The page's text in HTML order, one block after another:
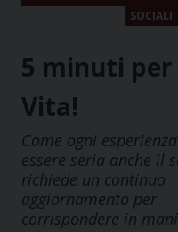
SOCIALI
5 minuti per
Vita!
Come ogni
essere seria anche il
richiede un continuo
aggiornamento per
corrispondere in